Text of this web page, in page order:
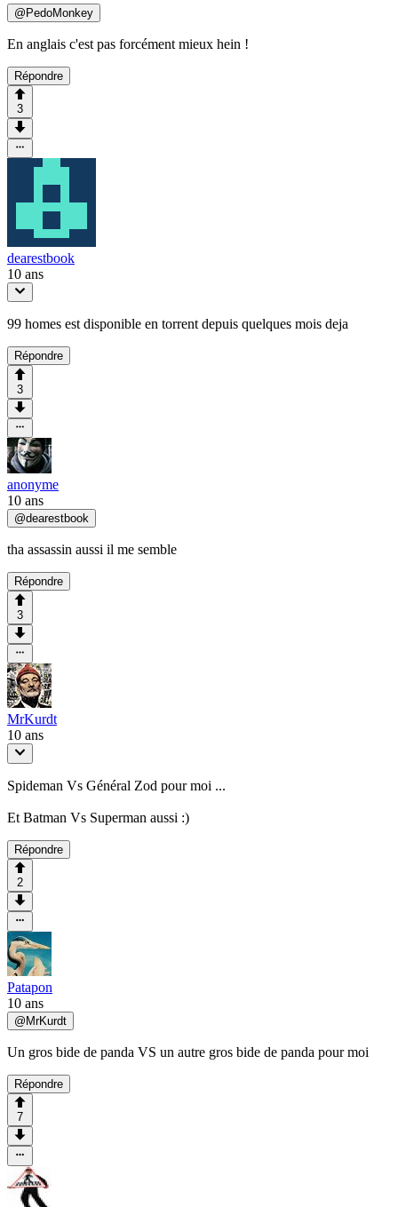
@ PedoMonkey
En anglais c'est pas forcément mieux hein !
Répondre
3
dearestbook
10 ans
99 homes est disponible en torrent depuis quelques mois deja
Répondre
3
anonyme
10 ans
@dearestbook
tha assassin aussi il me semble
Répondre
3
MrKurdt
10 ans
Spideman Vs Général Zod pour moi ...
Et Batman Vs Superman aussi :)
Répondre
2
Patapon
10 ans
@ MrKurdt
Un gros bide de panda VS un autre gros bide de panda pour moi
Répondre
7